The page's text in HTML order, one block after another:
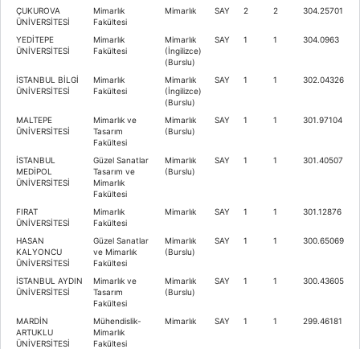
ÇUKUROVA
ÜNİVERSİTESİ
Mimarlık
Fakültesi
Mimarlık SAY 2 2 304.25701
YEDİTEPE
ÜNİVERSİTESİ
Mimarlık
Fakültesi
Mimarlık
(İngilizce)
(Burslu)
SAY 1 1 304.0963
İSTANBUL BİLGİ
ÜNİVERSİTESİ
Mimarlık
Fakültesi
Mimarlık
(İngilizce)
(Burslu)
SAY 1 1 302.04326
MALTEPE
ÜNİVERSİTESİ
Mimarlık ve
Tasarım
Fakültesi
Mimarlık
(Burslu)
SAY 1 1 301.97104
İSTANBUL
MEDİPOL
ÜNİVERSİTESİ
Güzel Sanatlar
Tasarım ve
Mimarlık
Fakültesi
Mimarlık
(Burslu)
SAY 1 1 301.40507
FIRAT
ÜNİVERSİTESİ
Mimarlık
Fakültesi
Mimarlık SAY 1 1 301.12876
HASAN
KALYONCU
ÜNİVERSİTESİ
Güzel Sanatlar
ve Mimarlık
Fakültesi
Mimarlık
(Burslu)
SAY 1 1 300.65069
İSTANBUL AYDIN
ÜNİVERSİTESİ
Mimarlık ve
Tasarım
Fakültesi
Mimarlık
(Burslu)
SAY 1 1 300.43605
MARDİN
ARTUKLU
ÜNİVERSİTESİ
Mühendislik-
Mimarlık
Fakültesi
Mimarlık SAY 1 1 299.46181